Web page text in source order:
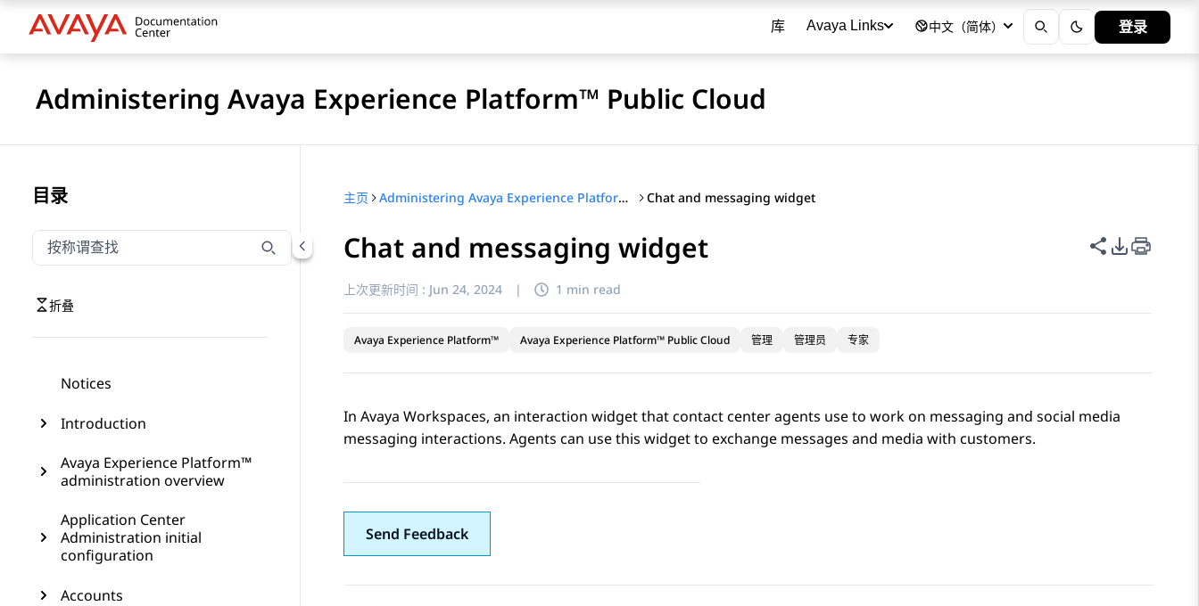
库 Avaya Links 中文（简体） 登录
Administering Avaya Experience Platform™ Public Cloud
目录
按称谓筛选导航
输入内容以按称谓筛选导航项
折叠
Notices
Introduction
Avaya Experience Platform™
administration overview
Application Center
Administration initial
configuration
Accounts
主页 Administering Avaya Experience Platform™ Public Cloud Chat and messaging widget
Chat and messaging widget 共享此页面
PDF 导出
上次更新时间 : Jun 24, 2024 | 1 min read
Avaya Experience Platform™ Avaya Experience Platform™ Public Cloud 管理 管理员 专家
In Avaya Workspaces, an interaction widget that contact center agents use to work on messaging and social media
messaging interactions. Agents can use this widget to exchange messages and media with customers.
Send Feedback